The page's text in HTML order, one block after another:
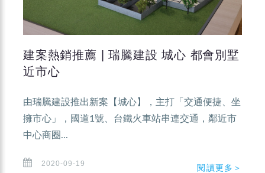
建案熱銷推薦 | 瑞騰建設 城心 都會別墅
近市心
由瑞騰建設推出新案【城心】，主打「交通便捷、坐
擁市心」，國道1號、台鐵火車站串連交通，鄰近市
中心商圈...
2020-09-19 閱讀更多＞